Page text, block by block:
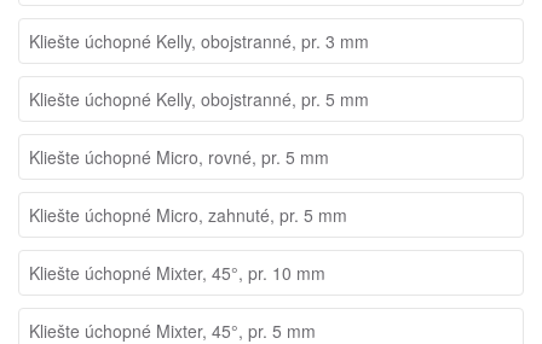
Kliešte úchopné Kelly, obojstranné, pr. 3 mm
Kliešte úchopné Kelly, obojstranné, pr. 5 mm
Kliešte úchopné Micro, rovné, pr. 5 mm
Kliešte úchopné Micro, zahnuté, pr. 5 mm
Kliešte úchopné Mixter, 45°, pr. 10 mm
Kliešte úchopné Mixter, 45°, pr. 5 mm